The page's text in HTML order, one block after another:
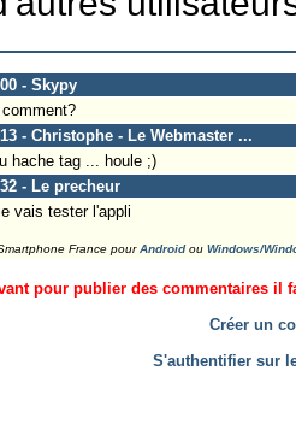
- Skypy
- Christophe - Le Webmaster ...
hache tag ... houle ;)
- Le precheur
vais tester l'appli
France pourAndroidou Windows/
pour publier des commentaires il
Créer un
S'authentifier sur